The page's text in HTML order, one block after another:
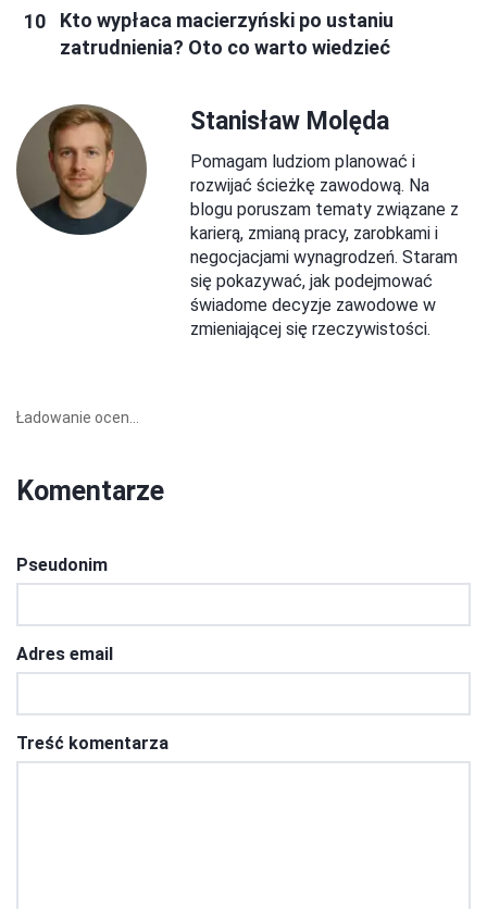
Kto wypłaca macierzyński po ustaniu
zatrudnienia? Oto co warto wiedzieć
Stanisław Molęda
Pomagam ludziom planować i
rozwijać ścieżkę zawodową. Na
blogu poruszam tematy związane z
karierą, zmianą pracy, zarobkami i
negocjacjami wynagrodzeń. Staram
się pokazywać, jak podejmować
świadome decyzje zawodowe w
zmieniającej się rzeczywistości.
Ładowanie ocen...
Komentarze
Pseudonim
Adres email
Treść komentarza